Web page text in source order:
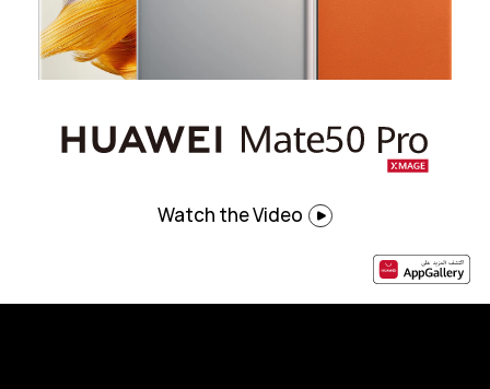
Watch the Video